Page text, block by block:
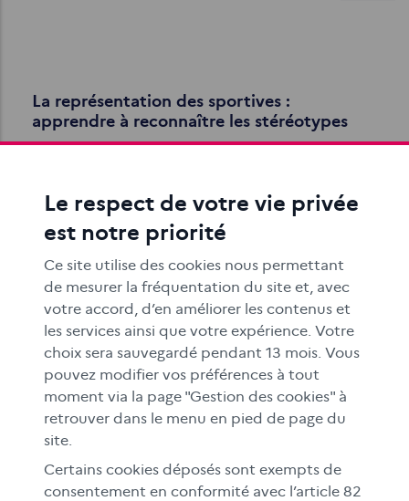
La représentation des sportives :
apprendre à reconnaître les stéréotypes
L'objectif de cette séance pédagogique est d'identifier
Images générées par l’IA : le
positionnement des rédactions en France
Depuis l’automne 2022, les IA génératives grand public
ont intégré notre univers informationnel. Leur
Le respect de votre vie privée
est notre priorité
Ce site utilise des cookies nous permettant
de mesurer la fréquentation du site et, avec
votre accord, d’en améliorer les contenus et
les services ainsi que votre expérience. Votre
choix sera sauvegardé pendant 13 mois. Vous
pouvez modifier vos préférences à tout
moment via la page "Gestion des cookies" à
retrouver dans le menu en pied de page du
site.
Certains cookies déposés sont exempts de
consentement en conformité avec l’article 82